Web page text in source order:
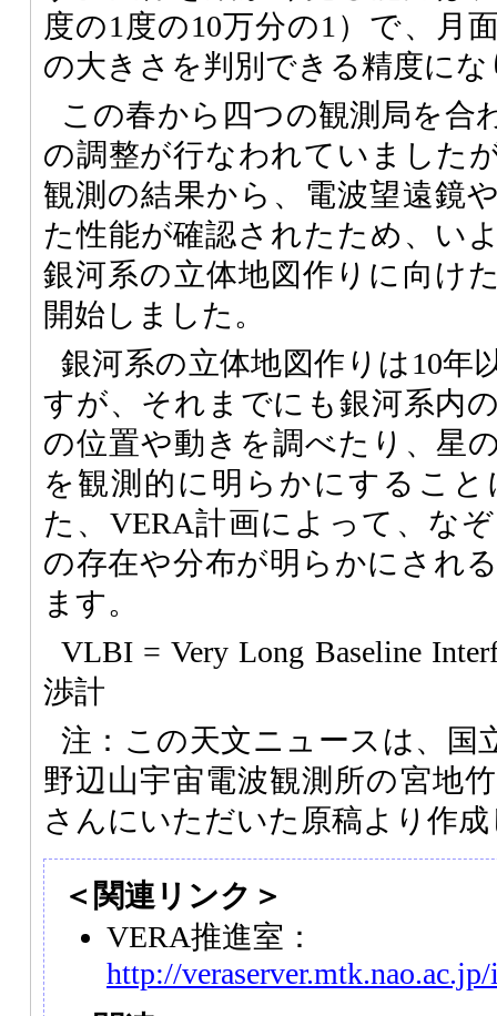
度の1度の10万分の1）で、月
の大きさを判別できる精度に
この春から四つの観測局を合
の調整が行なわれていました
観測の結果から、電波望遠鏡
た性能が確認されたため、い
銀河系の立体地図作りに向け
開始しました。
銀河系の立体地図作りは10年
すが、それまでにも銀河系内
の位置や動きを調べたり、星
を観測的に明らかにするこ
た、 VERA計画によって、な
の存在や分布が明らかにされ
ます。
VLBI = Very Long Baseline
渉計
注：この天文ニュースは、国
野辺山宇宙電波観測所の宮地
さんにいただいた原稿より作
＜関連リンク＞
VERA推進室：
http://